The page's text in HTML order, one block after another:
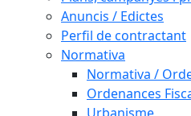
Anuncis / Edictes
Perfil de contractant
Normativa
Normativa /
Ordenances